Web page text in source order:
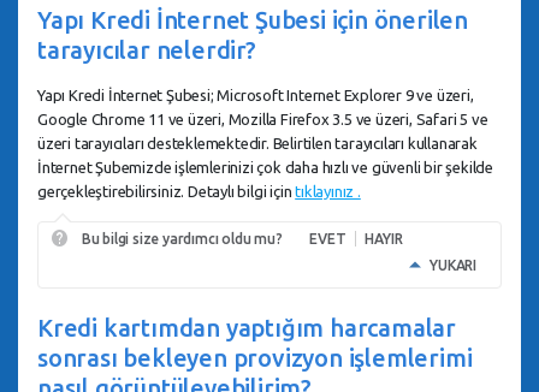
Yapı Kredi İnternet Şubesi için önerilen
tarayıcılar nelerdir?
Yapı Kredi İnternet Şubesi; Microsoft Internet Explorer 9 ve üzeri,
Google Chrome 11 ve üzeri, Mozilla Firefox 3.5 ve üzeri, Safari 5 ve
üzeri tarayıcıları desteklemektedir. Belirtilen tarayıcıları kullanarak
İnternet Şubemizde işlemlerinizi çok daha hızlı ve güvenli bir şekilde
gerçekleştirebilirsiniz. Detaylı bilgi içintıklayınız .
Bu bilgi size yardımcı oldu mu? EVET
HAYIR
YUKARI
Kredi kartımdan yaptığım harcamalar
sonrası bekleyen provizyon işlemlerimi